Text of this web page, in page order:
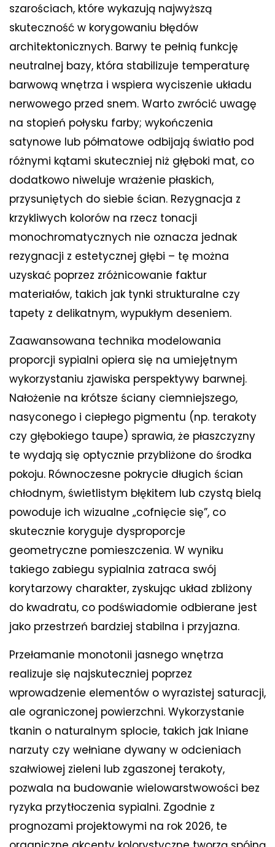
szarościach, które wykazują najwyższą
skuteczność w korygowaniu błędów
architektonicznych. Barwy te pełnią funkcję
neutralnej bazy, która stabilizuje temperaturę
barwową wnętrza i wspiera wyciszenie układu
nerwowego przed snem. Warto zwrócić uwagę
na stopień połysku farby; wykończenia
satynowe lub półmatowe odbijają światło pod
różnymi kątami skuteczniej niż głęboki mat, co
dodatkowo niweluje wrażenie płaskich,
przysuniętych do siebie ścian. Rezygnacja z
krzykliwych kolorów na rzecz tonacji
monochromatycznych nie oznacza jednak
rezygnacji z estetycznej głębi – tę można
uzyskać poprzez zróżnicowanie faktur
materiałów, takich jak tynki strukturalne czy
tapety z delikatnym, wypukłym deseniem.
Zaawansowana technika modelowania
proporcji sypialni opiera się na umiejętnym
wykorzystaniu zjawiska perspektywy barwnej.
Nałożenie na krótsze ściany ciemniejszego,
nasyconego i ciepłego pigmentu (np. terakoty
czy głębokiego taupe) sprawia, że płaszczyzny
te wydają się optycznie przybliżone do środka
pokoju. Równoczesne pokrycie długich ścian
chłodnym, świetlistym błękitem lub czystą bielą
powoduje ich wizualne „cofnięcie się”, co
skutecznie koryguje dysproporcje
geometryczne pomieszczenia. W wyniku
takiego zabiegu sypialnia zatraca swój
korytarzowy charakter, zyskując układ zbliżony
do kwadratu, co podświadomie odbierane jest
jako przestrzeń bardziej stabilna i przyjazna.
Przełamanie monotonii jasnego wnętrza
realizuje się najskuteczniej poprzez
wprowadzenie elementów o wyrazistej saturacji,
ale ograniczonej powierzchni. Wykorzystanie
tkanin o naturalnym splocie, takich jak lniane
narzuty czy wełniane dywany w odcieniach
szałwiowej zieleni lub zgaszonej terakoty,
pozwala na budowanie wielowarstwowości bez
ryzyka przytłoczenia sypialni. Zgodnie z
prognozami projektowymi na rok 2026, te